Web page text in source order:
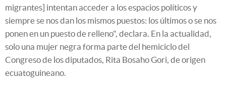
migrantes] intentan acceder a los espacios políticos y
siempre se nos dan los mismos puestos: los últimos o se nos
ponen en un puesto de relleno", declara. En la actualidad,
solo una mujer negra forma parte del hemiciclo del
Congreso de los diputados, Rita Bosaho Gori, de origen
ecuatoguineano.